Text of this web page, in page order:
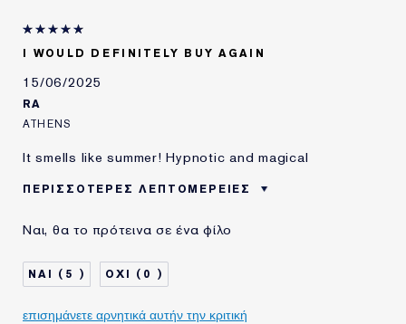
Λεβάντα
I WOULD DEFINITELY BUY AGAIN
15/06/2025
RA
ATHENS
It smells like summer! Hypnotic and magical
ΠΕΡΙΣΣΌΤΕΡΕΣ ΛΕΠΤΟΜΈΡΕΙΕΣ
ΑΝΑΔΕΙΚΝΥΟΥΝ ΤΟ
Ναι, θα το πρότεινα σε ένα φίλο
5 0
επισημάνετε αρνητικά αυτήν την κριτική